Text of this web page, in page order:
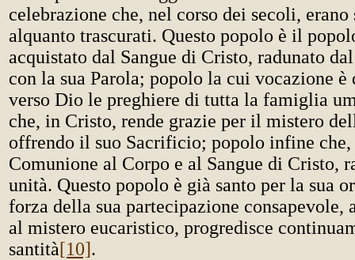
celebrazione che, nel corso dei secoli,
alquanto trascurati. Questo popolo è il
acquistato dal Sangue di Cristo, radunato
con la sua Parola; popolo la cui vocazione
verso Dio le preghiere di tutta la famiglia
che, in Cristo, rende grazie per il mistero
offrendo il suo Sacrificio; popolo infine che,
Comunione al Corpo e al Sangue di Cristo,
unità. Questo popolo è già santo per la sua
forza della sua partecipazione consapevole,
al mistero eucaristico, progredisce
santità[10].